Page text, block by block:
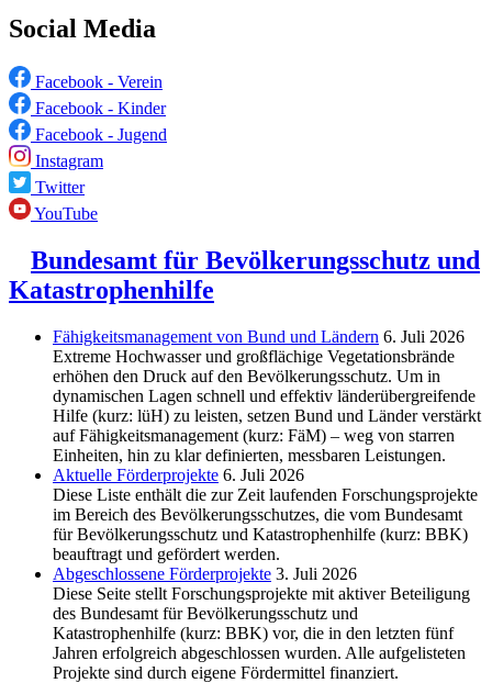
Social Media
Facebook - Verein
Facebook - Kinder
Facebook - Jugend
Instagram
Twitter
YouTube
Bundesamt für Bevölkerungsschutz und
Katastrophenhilfe
Fähigkeitsmanagement von Bund und Ländern 6. Juli 2026
Extreme Hochwasser und großflächige Vegetationsbrände
erhöhen den Druck auf den Bevölkerungsschutz. Um in
dynamischen Lagen schnell und effektiv länderübergreifende
Hilfe (kurz: lüH) zu leisten, setzen Bund und Länder verstärkt
auf Fähigkeitsmanagement (kurz: FäM) – weg von starren
Einheiten, hin zu klar definierten, messbaren Leistungen.
Aktuelle Förderprojekte 6. Juli 2026
Diese Liste enthält die zur Zeit laufenden Forschungsprojekte
im Bereich des Be­völkerungs­schutzes, die vom Bundesamt
für Bevölkerungsschutz und Katastrophenhilfe (kurz: BBK)
beauftragt und gefördert werden.
Abgeschlos­sene Förderprojekte 3. Juli 2026
Diese Seite stellt Forschungsprojekte mit aktiver Beteiligung
des Bundesamt für Bevölkerungsschutz und
Katastrophenhilfe (kurz: BBK) vor, die in den letzten fünf
Jahren erfolgreich abgeschlossen wurden. Alle aufgelisteten
Projekte sind durch eigene Fördermittel finanziert.